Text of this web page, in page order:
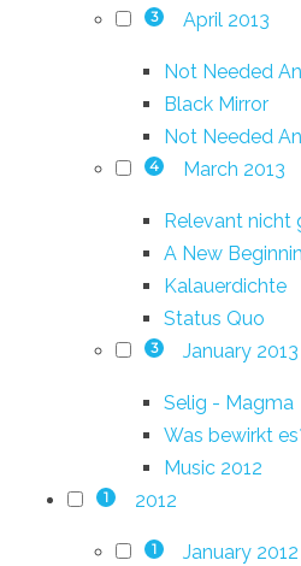
3 April 2013
Not Needed
Black Mirror
Not Needed
4 March 2013
Relevant nicht
A New
Kalauerdichte
Status Quo
3 January 2013
Selig - Magma
Was bewirkt
Music 2012
1 2012
1 January 2012